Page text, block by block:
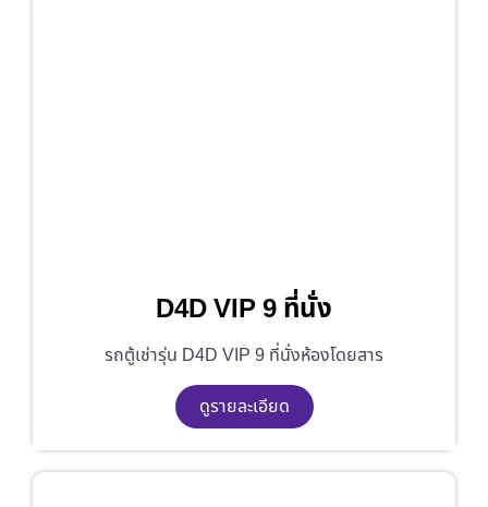
D4D VIP 9 ที่นั่ง
รถตู้เช่ารุ่น D4D VIP 9 ที่นั่งห้องโดยสาร
ดูรายละเอียด